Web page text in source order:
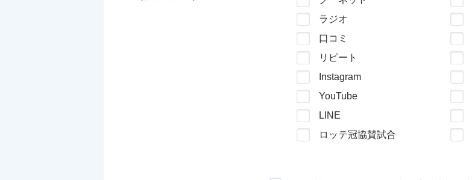
ラジオ
口コミ
リピート
Instagram
YouTube
LINE
ロッテ冠協賛試合